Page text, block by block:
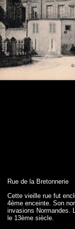
Rue de la Bretonnerie
Cette vieille rue fut
4ème enceinte. Son
invasions Normandes.
le 13ème siècle.